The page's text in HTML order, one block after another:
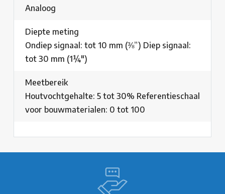
Analoog
Diepte meting
Ondiep signaal: tot 10 mm (⅜”) Diep signaal:
tot 30 mm (1¼")
Meetbereik
Houtvochtgehalte: 5 tot 30% Referentieschaal
voor bouwmaterialen: 0 tot 100